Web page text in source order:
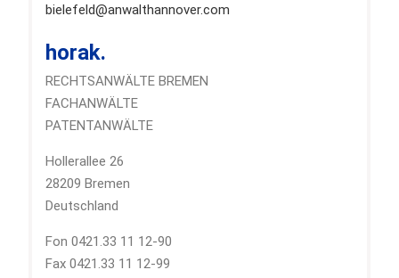
bielefeld@anwalthannover.com
horak.
RECHTSANWÄLTE BREMEN
FACHANWÄLTE
PATENTANWÄLTE
Hollerallee 26
28209 Bremen
Deutschland
Fon 0421.33 11 12-90
Fax 0421.33 11 12-99